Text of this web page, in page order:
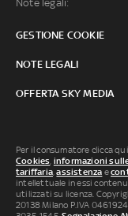
Note legali:
GESTIONE COOKIE
NOTE LEGALI
OFFERTA SKY MEDIA
Per il consumatore clicca
Cookies, informazioni
tariffaria,assistenza e
intellettuale in essi
utilizzati su licenza.
20138 Milano P.IVA